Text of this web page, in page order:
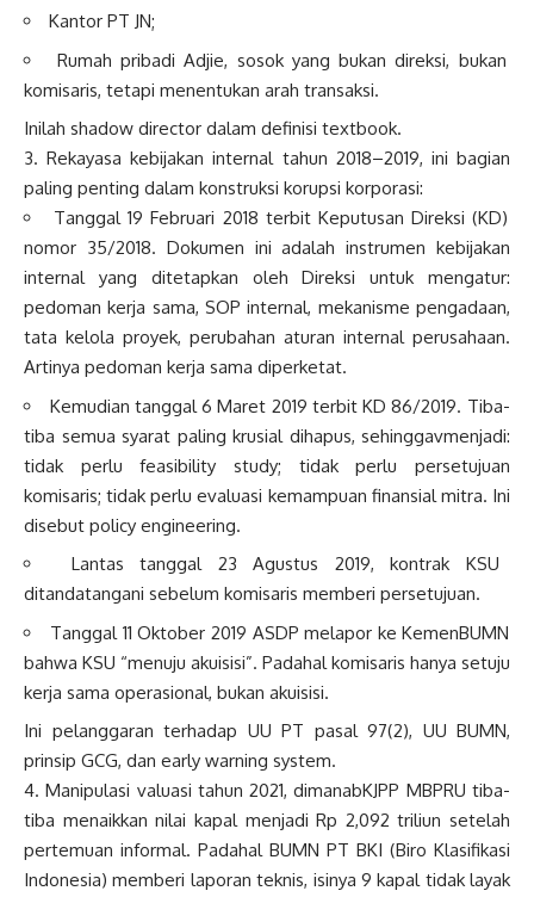
Kantor PT JN;
Rumah pribadi Adjie, sosok yang bukan direksi, bukan
komisaris, tetapi menentukan arah transaksi.
Inilah shadow director dalam definisi textbook.
3. Rekayasa kebijakan internal tahun 2018–2019, ini bagian
paling penting dalam konstruksi korupsi korporasi:
Tanggal 19 Februari 2018 terbit Keputusan Direksi (KD)
nomor 35/2018. Dokumen ini adalah instrumen kebijakan
internal yang ditetapkan oleh Direksi untuk mengatur:
pedoman kerja sama, SOP internal, mekanisme pengadaan,
tata kelola proyek, perubahan aturan internal perusahaan.
Artinya pedoman kerja sama diperketat.
Kemudian tanggal 6 Maret 2019 terbit KD 86/2019. Tiba-
tiba semua syarat paling krusial dihapus, sehinggavmenjadi:
tidak perlu feasibility study; tidak perlu persetujuan
komisaris; tidak perlu evaluasi kemampuan finansial mitra. Ini
disebut policy engineering.
Lantas tanggal 23 Agustus 2019, kontrak KSU
ditandatangani sebelum komisaris memberi persetujuan.
Tanggal 11 Oktober 2019 ASDP melapor ke KemenBUMN
bahwa KSU “menuju akuisisi”. Padahal komisaris hanya setuju
kerja sama operasional, bukan akuisisi.
Ini pelanggaran terhadap UU PT pasal 97(2), UU BUMN,
prinsip GCG, dan early warning system.
4. Manipulasi valuasi tahun 2021, dimanabKJPP MBPRU tiba-
tiba menaikkan nilai kapal menjadi Rp 2,092 triliun setelah
pertemuan informal. Padahal BUMN PT BKI (Biro Klasifikasi
Indonesia) memberi laporan teknis, isinya 9 kapal tidak layak